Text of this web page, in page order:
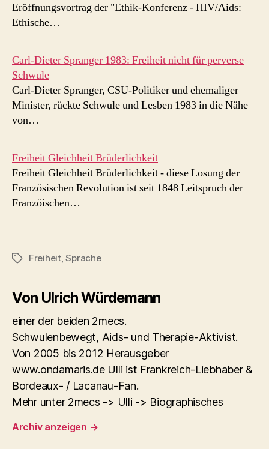
Eröffnungsvortrag der "Ethik-Konferenz - HIV/Aids:
Ethische…
Carl-Dieter Spranger 1983: Freiheit nicht für perverse
Schwule
Carl-Dieter Spranger, CSU-Politiker und ehemaliger
Minister, rückte Schwule und Lesben 1983 in die Nähe
von…
Freiheit Gleichheit Brüderlichkeit
Freiheit Gleichheit Brüderlichkeit - diese Losung der
Französischen Revolution ist seit 1848 Leitspruch der
Franzöischen…
Schlagwörter
Freiheit,Sprache
Von Ulrich Würdemann
einer der beiden 2mecs.
Schwulenbewegt, Aids- und Therapie-Aktivist.
Von 2005 bis 2012 Herausgeber
www.ondamaris.de Ulli ist Frankreich-Liebhaber &
Bordeaux- / Lacanau-Fan.
Mehr unter 2mecs -> Ulli -> Biographisches
Archiv anzeigen →